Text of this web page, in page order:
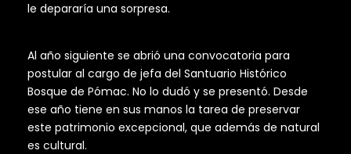
le depararía una sorpresa.
Al año siguiente se abrió una convocatoria para
postular al cargo de jefa del Santuario Histórico
Bosque de Pómac. No lo dudó y se presentó. Desde
ese año tiene en sus manos la tarea de preservar
este patrimonio excepcional, que además de natural
es cultural.